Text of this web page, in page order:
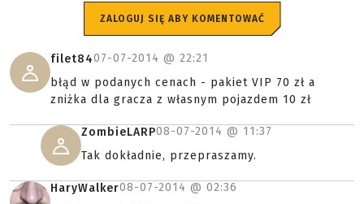
ZALOGUJ SIĘ ABY KOMENTOWAĆ
filet8407-07-2014 @ 22:21
błąd w podanych cenach - pakiet VIP 70 zł a
zniżka dla gracza z własnym pojazdem 10 zł
ZombieLARP08-07-2014 @ 11:37
Tak dokładnie, przepraszamy.
HaryWalker08-07-2014 @ 02:36